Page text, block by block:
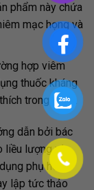
phẩm này chứa
mạc họng và
hợp viêm
thuốc kháng
trong họng.
dẫn bởi bác
liều lượng và
phụ hoặc
lập tức thảo